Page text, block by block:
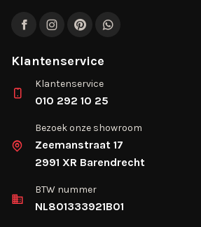
FacebookInstagram
PinterestWhatsApp
Klantenservice
Klantenservice
010 292 10 25
Bezoek onze showroom
Zeemanstraat 17
2991 XR Barendrecht
BTW nummer
NL801333921B01